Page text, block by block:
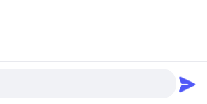
New Energy Technology Co.,Ltd Alle rechten